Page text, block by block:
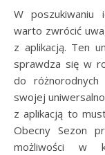
W poszukiwaniu idealnego połączenia stylu i wygody,
warto zwrócić
z aplikacją. Ten
sprawdza się w
do
swojej
z aplikacją to
Obecny Sezon
możliwości w